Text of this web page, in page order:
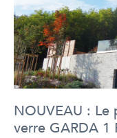
NOUVEAU : Le
verre GARDA 1